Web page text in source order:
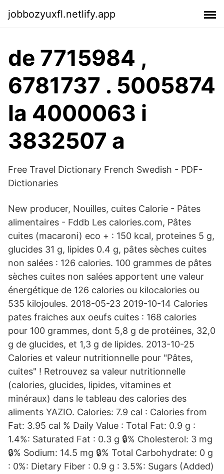
jobbozyuxfl.netlify.app
de 7715984 ,
6781737 . 5005874
la 4000063 i
3832507 a
Free Travel Dictionary French Swedish - PDF-
Dictionaries
New producer, Nouilles, cuites Calorie - Pâtes
alimentaires - Fddb Les calories.com, Pâtes
cuites (macaroni) eco + : 150 kcal, proteines 5 g,
glucides 31 g, lipides 0.4 g, pâtes sèches cuites
non salées : 126 calories. 100 grammes de pâtes
sèches cuites non salées apportent une valeur
énergétique de 126 calories ou kilocalories ou
535 kilojoules. 2018-05-23 2019-10-14 Calories
pates fraiches aux oeufs cuites : 168 calories
pour 100 grammes, dont 5,8 g de protéines, 32,0
g de glucides, et 1,3 g de lipides. 2013-10-25
Calories et valeur nutritionnelle pour "Pâtes,
cuites" ! Retrouvez sa valeur nutritionnelle
(calories, glucides, lipides, vitamines et
minéraux) dans le tableau des calories des
aliments YAZIO. Calories: 7.9 cal : Calories from
Fat: 3.95 cal % Daily Value : Total Fat: 0.9 g :
1.4%: Saturated Fat : 0.3 g 🔒% Cholesterol: 3 mg
🔒% Sodium: 14.5 mg 🔒% Total Carbohydrate: 0 g
: 0%: Dietary Fiber : 0.9 g : 3.5%: Sugars (Added)